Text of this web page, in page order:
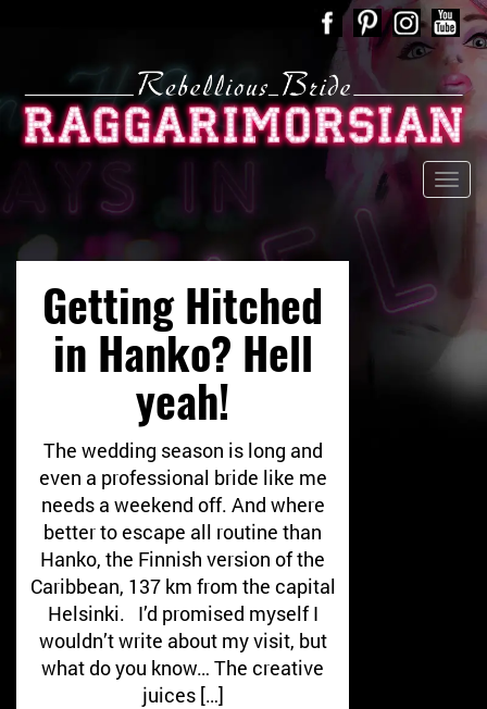
Getting Hitched
in Hanko? Hell
yeah!
The wedding season is long and
even a professional bride like me
needs a weekend off. And where
better to escape all routine than
Hanko, the Finnish version of the
Caribbean, 137 km from the capital
Helsinki. I’d promised myself I
wouldn’t write about my visit, but
what do you know… The creative
juices […]